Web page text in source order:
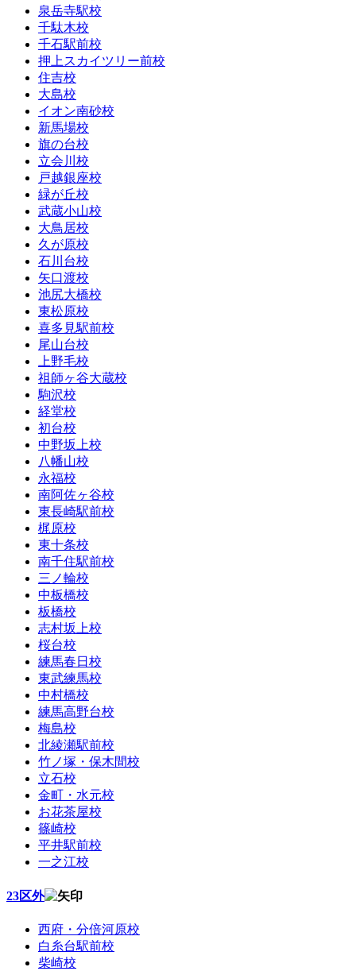
泉岳寺駅校
千駄木校
千石駅前校
押上スカイツリー前校
住吉校
大島校
イオン南砂校
新馬場校
旗の台校
立会川校
戸越銀座校
緑が丘校
武蔵小山校
大鳥居校
久が原校
石川台校
矢口渡校
池尻大橋校
東松原校
喜多見駅前校
尾山台校
上野毛校
祖師ヶ谷大蔵校
駒沢校
経堂校
初台校
中野坂上校
八幡山校
永福校
南阿佐ヶ谷校
東長崎駅前校
梶原校
東十条校
南千住駅前校
三ノ輪校
中板橋校
板橋校
志村坂上校
桜台校
練馬春日校
東武練馬校
中村橋校
練馬高野台校
梅島校
北綾瀬駅前校
竹ノ塚・保木間校
立石校
金町・水元校
お花茶屋校
篠崎校
平井駅前校
一之江校
23区外
西府・分倍河原校
白糸台駅前校
柴崎校